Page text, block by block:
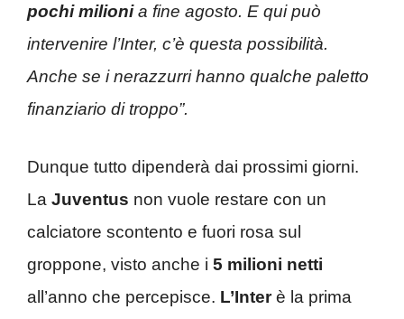
pochi milionia fine agosto. E qui può
intervenire l’Inter, c’è questa possibilità.
Anche se i nerazzurri hanno qualche paletto
finanziario di troppo”.
Dunque tutto dipenderà dai prossimi giorni.
La Juventus non vuole restare con un
calciatore scontento e fuori rosa sul
groppone, visto anche i 5 milioni netti
all’anno che percepisce. L’Interè la prima